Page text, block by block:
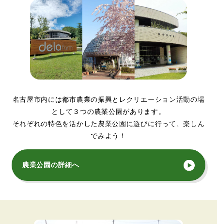
名古屋市内には都市農業の振興とレクリエーション活動の場
として３つの農業公園があります。
それぞれの特色を活かした農業公園に遊びに行って、楽しん
でみよう！
農業公園の詳細へ